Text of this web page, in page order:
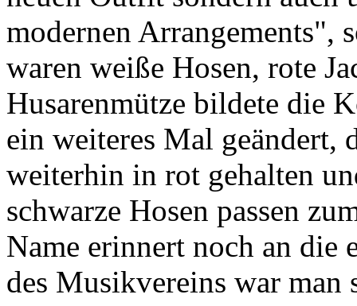
modernen Arrangements",
waren weiße Hosen, rote
Husarenmütze bildete die
ein weiteres Mal geändert,
weiterhin in rot gehalten
schwarze Hosen passen
Name erinnert noch an die
des Musikvereins war man